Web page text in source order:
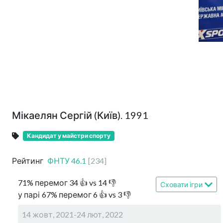
Мікаелян Сергій (Київ). 1991
Кандидат у майстри спорту
Рейтинг ФНТУ46.1 [234]
71% перемог 34 👍 vs 14👎
у парі 67% перемог6 👍 vs 3👎
Сховати ігри
14 жовт, 2021-24 лют, 2022